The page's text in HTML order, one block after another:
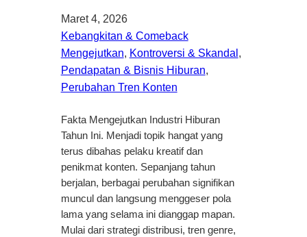
Maret 4, 2026
Kebangkitan & Comeback
Mengejutkan, Kontroversi & Skandal
Pendapatan & Bisnis Hiburan
Perubahan Tren Konten
Fakta Mengejutkan Industri Hiburan
Tahun Ini. Menjadi topik hangat yang
terus dibahas pelaku kreatif dan
penikmat konten. Sepanjang tahun
berjalan, berbagai perubahan signifikan
muncul dan langsung menggeser pola
lama yang selama ini dianggap mapan.
Mulai dari strategi distribusi, tren genre,